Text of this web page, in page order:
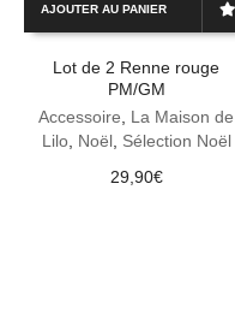
AJOUTER AU PANIER
Lot de 2 Renne rouge
PM/GM
Accessoire
La Maison de
Lilo, Noël, Sélection Noël
29,90€